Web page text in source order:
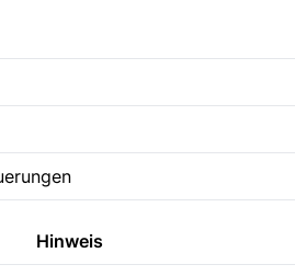
Hinweis